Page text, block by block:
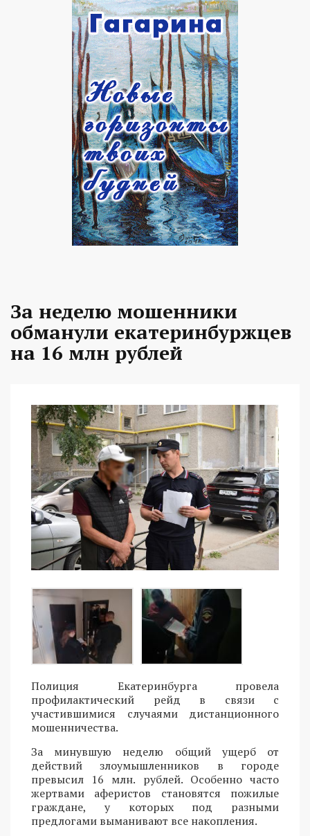
За неделю мошенники
обманули екатеринбуржцев
на 16 млн рублей
Полиция Екатеринбурга провела
профилактический рейд в связи с
участившимися случаями дистанционного
мошенничества.
За минувшую неделю общий ущерб от
действий злоумышленников в городе
превысил 16 млн. рублей. Особенно часто
жертвами аферистов становятся пожилые
граждане, у которых под разными
предлогами выманивают все накопления.